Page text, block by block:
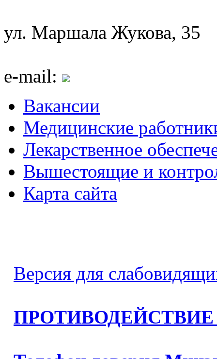
ул. Маршала Жукова, 35
e-mail:
Вакансии
Медицинские
Лекарственное
Вышестоящие и
Карта сайта
Версия для